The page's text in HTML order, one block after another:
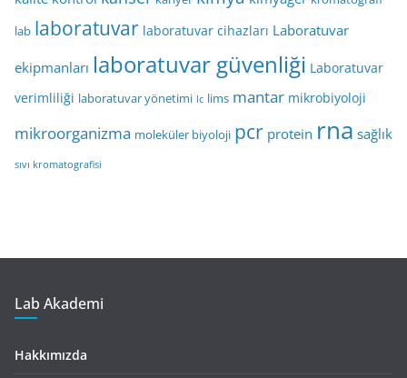
lab laboratuvar laboratuvar cihazları Laboratuvar
ekipmanları laboratuvar güvenliği Laboratuvar
verimliliği laboratuvar yönetimi lc lims mantar mikrobiyoloji
mikroorganizma moleküler biyoloji pcr protein rna sağlık
sıvı kromatografisi
Lab Akademi
Hakkımızda